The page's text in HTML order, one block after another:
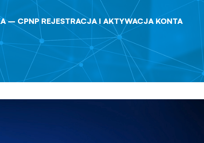
– CPNP REJESTRACJA I AKTYWACJA KONTA